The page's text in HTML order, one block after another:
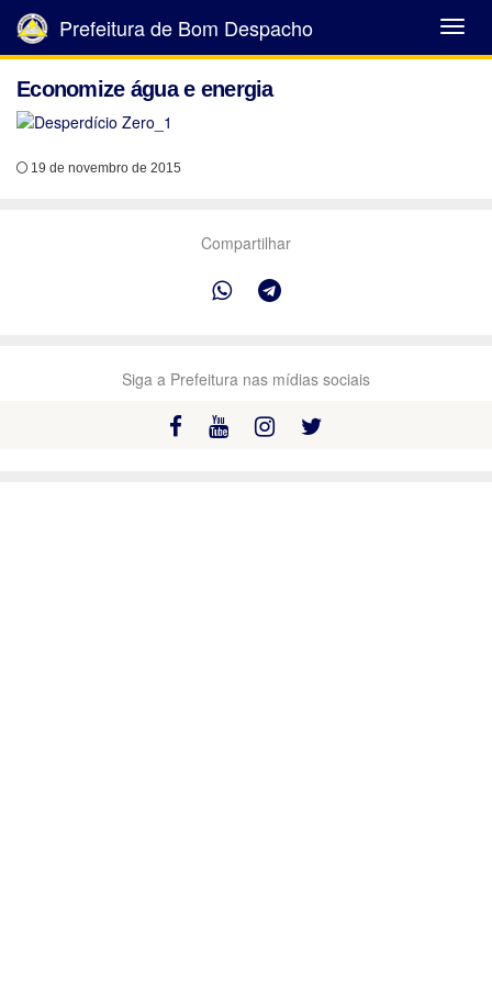
Abrir
Menu
Prefeitura de Bom Despacho
Economize água e energia
19 de novembro de 2015
Compartilhar
Siga a Prefeitura nas mídias sociais